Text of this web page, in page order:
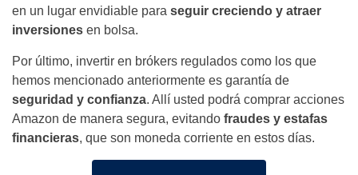
en un lugar envidiable para seguir creciendo y atraer
inversiones en bolsa.
Por último, invertir en brókers regulados como los que
hemos mencionado anteriormente es garantía de
seguridad y confianza. Allí usted podrá comprar acciones
Amazon de manera segura, evitando fraudes y estafas
financieras, que son moneda corriente en estos días.